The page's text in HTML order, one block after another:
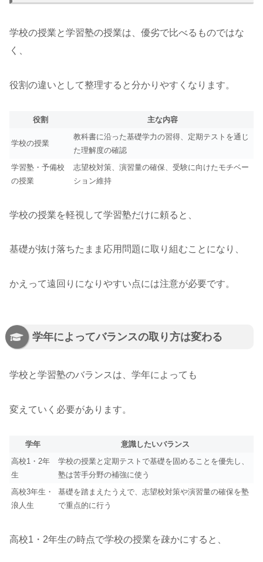
学校の授業と学習塾の授業は、優劣で比べるものではな
く、
役割の違いとして整理すると分かりやすくなります。
役割 主な内容
学校の授業
教科書に沿った基礎学力の習得、定期テストを通じ
た理解度の確認
学習塾・予備校
の授業
志望校対策、演習量の確保、受験に向けたモチベー
ション維持
学校の授業を軽視して学習塾だけに頼ると、
基礎が抜け落ちたまま応用問題に取り組むことになり、
かえって遠回りになりやすい点には注意が必要です。
学年によってバランスの取り方は変わる
学校と学習塾のバランスは、学年によっても
変えていく必要があります。
学年
意識したいバランス
高校1・2年
生
学校の授業と定期テストで基礎を固めることを優先し、
塾は苦手分野の補強に使う
高校3年生・
浪人生
基礎を踏まえたうえで、志望校対策や演習量の確保を塾
で重点的に行う
高校1・2年生の時点で学校の授業を疎かにすると、